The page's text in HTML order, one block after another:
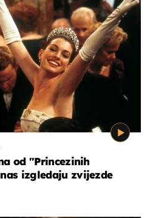
od ''Princezinih
izgledaju zvijezde